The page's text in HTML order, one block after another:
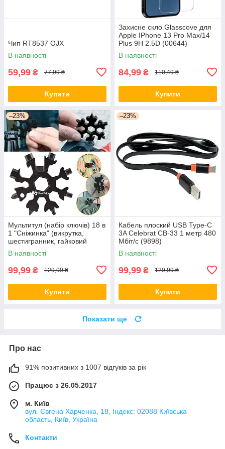
Чип RT8537 OJX
В наявності
59,99 ₴ 77,99 ₴
Купити
Захисне скло Glasscove для
Apple IPhone 13 Pro Max/14
Plus 9H 2.5D (00644)
В наявності
84,99 ₴ 110,49 ₴
Купити
–23%
Мультитул (набір ключів) 18 в
1 "Сніжинка" (викрутка,
шестигранник, гайковий
ключ) Black (5626)
В наявності
99,99 ₴ 129,99 ₴
Купити
–23%
Кабель плоский USB Type-C
3A Celebrat CB-33 1 метр 480
Мбіт/с (9898)
В наявності
99,99 ₴ 129,99 ₴
Купити
Показати ще
Про нас
91% позитивних з 1007 відгуків за рік
Працює з 26.05.2017
м. Київ
вул. Євгена Харченка, 18, Індекс: 02088 Київська
область, Київ, Україна
Контакти